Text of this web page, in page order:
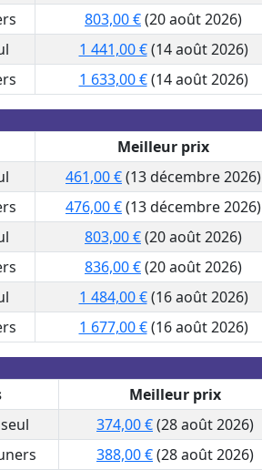
803,00 €(20 août 2026)
1 441,00 €(14 août 2026)
1 633,00 €(14 août 2026)
Meilleur prix
461,00 €(13 décembre 2026)
476,00 €(13 décembre 2026)
803,00 €(20 août 2026)
836,00 €(20 août 2026)
1 484,00 €(16 août 2026)
1 677,00 €(16 août 2026)
Meilleur prix
374,00 €(28 août 2026)
388,00 €(28 août 2026)